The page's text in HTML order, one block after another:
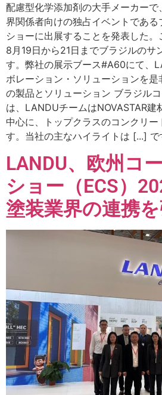
配慮型化学添加剤の大手メーカー
界関係者向けの独占イベントである
ショーに出展することを発表した
8月19日から21日までブラジルのサ
す。弊社の展示ブース#A60にて、
ボレーション・ソリューションを是
の製品とソリューション ブラジル
は、LANDUチームはNOVASTAR建
中心に、トップクラスのコンクリー
す。当社の主なハイライトは [...] で
LANDU、欧州コ
ショー（ECS）
塗装業界の連携